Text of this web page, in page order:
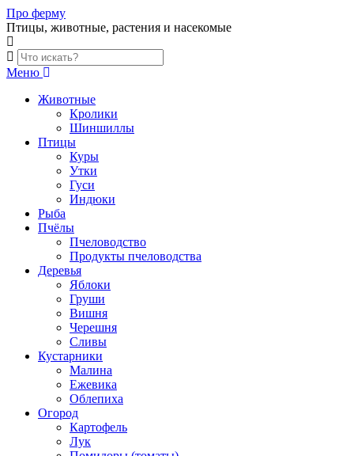
Skip
to
content
Про ферму
Птицы, животные, растения и насекомые
Меню
Животные
Кролики
Шиншиллы
Птицы
Куры
Утки
Гуси
Индюки
Рыба
Пчёлы
Пчеловодство
Продукты пчеловодства
Деревья
Яблоки
Груши
Вишня
Черешня
Сливы
Кустарники
Малина
Ежевика
Облепиха
Огород
Картофель
Лук